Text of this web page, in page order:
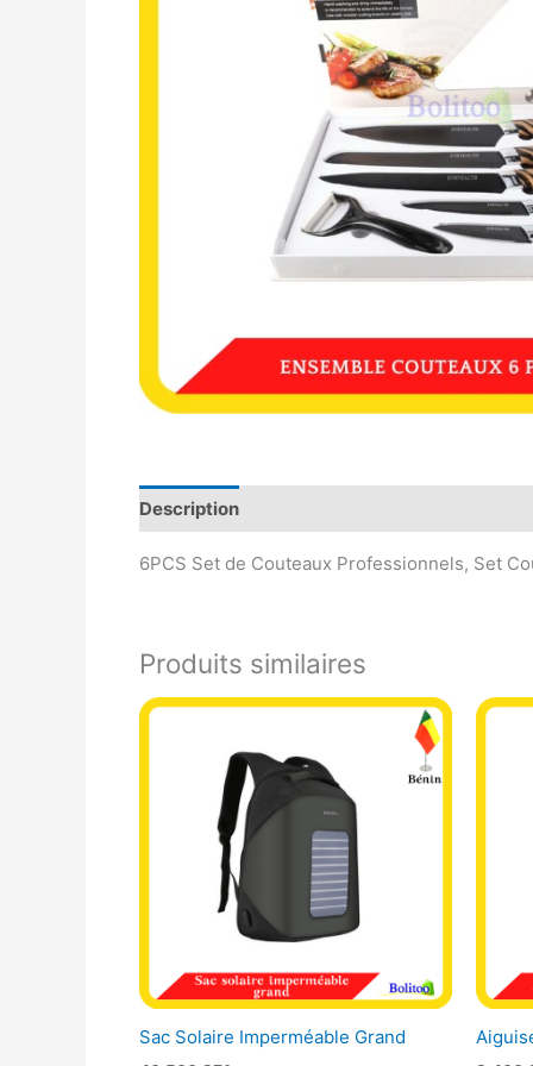
Description
6PCS Set de Couteaux Professionnels, Set
Produits similaires
Sac Solaire Imperméable Grand